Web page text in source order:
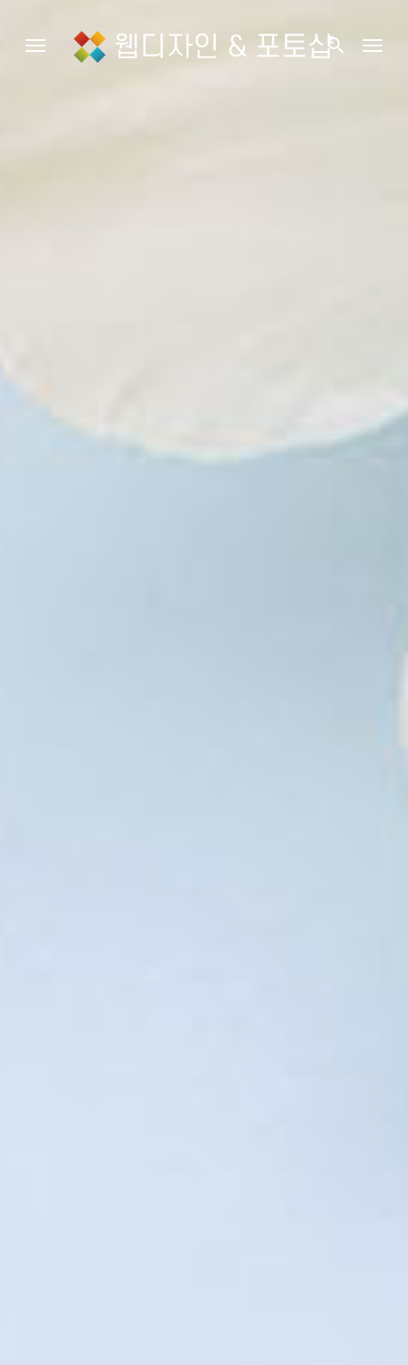
Toggle navigation웹디자인 & 포토샵search